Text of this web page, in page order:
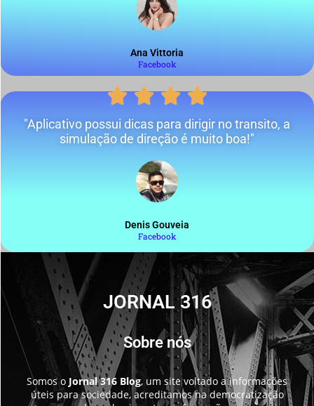
Ana Vittoria
Facebook
"Aplicativo possui dicas para dirigir no transito, a
simulação de direção é muito boa!"
Denis Gouveia
Facebook
JORNAL 316
Sobre nós
Somos o Jornal 316 Blog, um site voltado a informações
úteis para sociedade, acreditamos na democratização